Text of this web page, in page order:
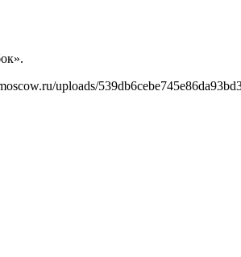
uploads/